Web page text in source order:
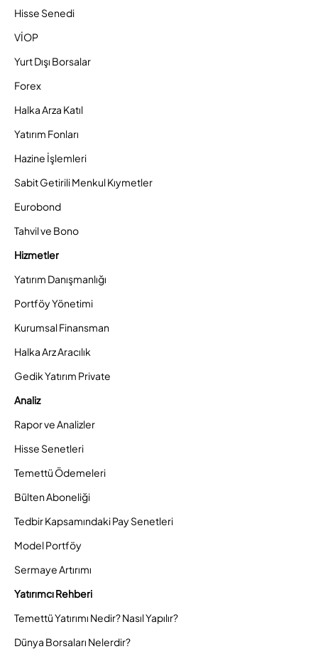
Hisse Senedi
VİOP
Yurt Dışı Borsalar
Forex
Halka Arza Katıl
Yatırım Fonları
Hazine İşlemleri
Sabit Getirili Menkul Kıymetler
Eurobond
Tahvil ve Bono
Hizmetler
Yatırım Danışmanlığı
Portföy Yönetimi
Kurumsal Finansman
Halka Arz Aracılık
Gedik Yatırım Private
Analiz
Rapor ve Analizler
Hisse Senetleri
Temettü Ödemeleri
Bülten Aboneliği
Tedbir Kapsamındaki Pay Senetleri
Model Portföy
Sermaye Artırımı
Yatırımcı Rehberi
Temettü Yatırımı Nedir? Nasıl Yapılır?
Dünya Borsaları Nelerdir?